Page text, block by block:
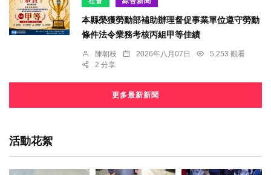
本縣榮獲勞動部補助辦理督促事業單位遵守勞動
條件法令業務考核丙組甲等佳績
陳朝枝 2026年八月07日
5,253 觀看
2 分享
更多最新新聞
活動花絮